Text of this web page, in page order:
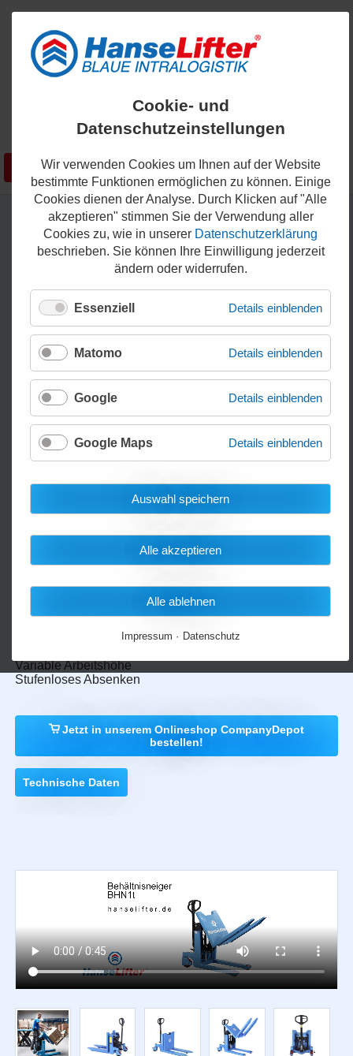
Cookie- und
Datenschutzeinstellungen
Wir verwenden Cookies um Ihnen auf der Website
bestimmte Funktionen ermöglichen zu können. Einige
Cookies dienen der Analyse. Durch Klicken auf "Alle
akzeptieren" stimmen Sie der Verwendung aller
Cookies zu, wie in unserer Datenschutzerklärung
beschrieben. Sie können Ihre Einwilligung jederzeit
ändern oder widerrufen.
Essenziell Details einblenden
Matomo Details einblenden
Google Details einblenden
Google Maps Details einblenden
Auswahl speichern
Alle akzeptieren
Alle ablehnen
Impressum Datenschutz
ENGLISH
KONTAKT
SHOP Suchen
Behältnisneiger BHN1t
Mit Neige-/ Kippfunktion
Tragfähigkeit: 1.000 kg
Variable Arbeitshöhe
Stufenloses Absenken
Jetzt in unserem Onlineshop CompanyDepot
bestellen!
Technische Daten